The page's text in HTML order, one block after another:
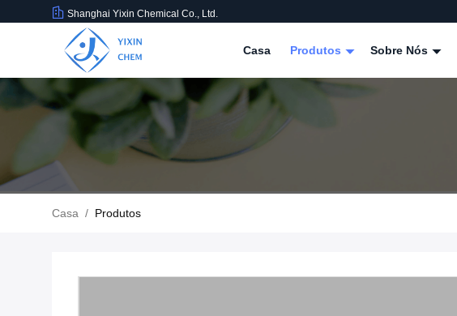
Shanghai Yixin Chemical Co., Ltd.
Casa Produtos Sobre Nós
Casa / Produtos